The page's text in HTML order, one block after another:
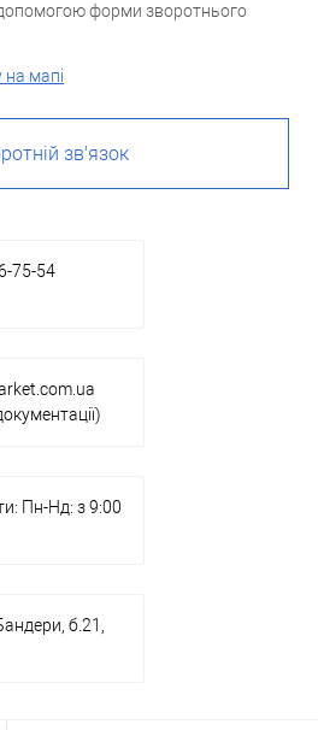
форми зворотнього
мапі
зв'язок
75-54
Пн-Нд: з 9:00
б.21,